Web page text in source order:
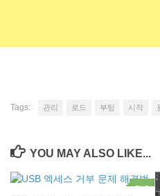
Tags: 관리 로드 부팅 시작
YOU MAY ALSO LIKE...
0